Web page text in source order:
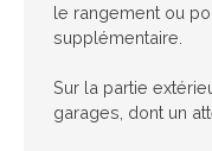
le rangement ou
supplémentaire.
Sur la partie
garages, dont un